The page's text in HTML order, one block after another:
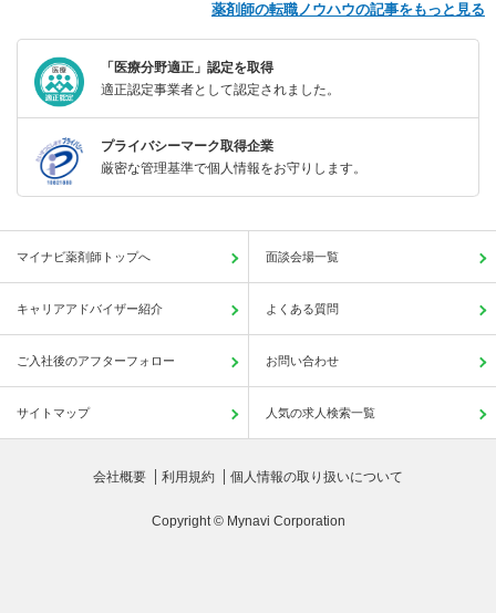
薬剤師の転職ノウハウの記事をもっと見る
「医療分野適正」認定を取得
適正認定事業者として認定されました。
プライバシーマーク取得企業
厳密な管理基準で個人情報をお守りします。
マイナビ薬剤師トップへ 面談会場一覧
キャリアアドバイザー紹介 よくある質問
ご入社後のアフターフォロー お問い合わせ
サイトマップ 人気の求人検索一覧
会社概要 利用規約 個人情報の取り扱いについて
Copyright © Mynavi Corporation